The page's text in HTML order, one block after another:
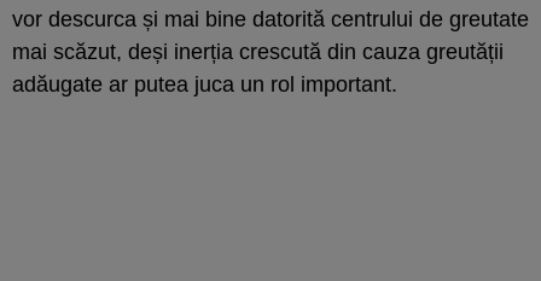
vor descurca și mai bine datorită centrului de greutate
mai scăzut, deși inerția crescută din cauza greutății
adăugate ar putea juca un rol important.